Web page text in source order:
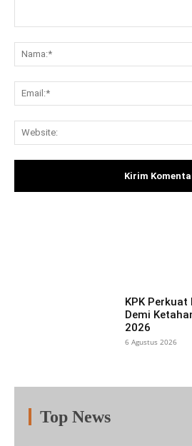
KPK
Demi
2026
6 Agustus 2026
Top News